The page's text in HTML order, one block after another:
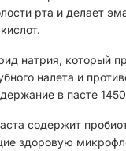
рта и делает
натрия, который
налета и
в пасте
содержит
здоровую